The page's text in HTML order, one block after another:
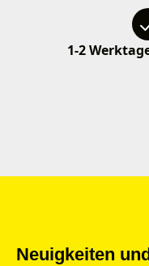
1-2
Neuigkeiten